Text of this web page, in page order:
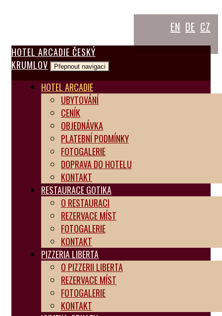
CZ
DE
EN
HOTEL ARCADIE ČESKÝ
KRUMLOV
Přepnout navigaci
HOTEL ARCADIE
UBYTOVÁNÍ
CENÍK
OBJEDNÁVKA
PLATEBNÍ PODMÍNKY
FOTOGALERIE
DOPRAVA DO HOTELU
KONTAKT
RESTAURACE GOTIKA
O RESTAURACI
REZERVACE MÍST
FOTOGALERIE
KONTAKT
PIZZERIA LIBERTA
O PIZZERII LIBERTA
REZERVACE MÍST
FOTOGALERIE
KONTAKT